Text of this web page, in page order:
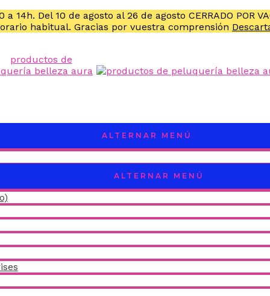
a 14h. Del 10 de agosto al 26 de agosto CERRADO POR
habitual. Gracias por vuestra comprensión
ALTERNAR MENÚ
ALTERNAR MENÚ